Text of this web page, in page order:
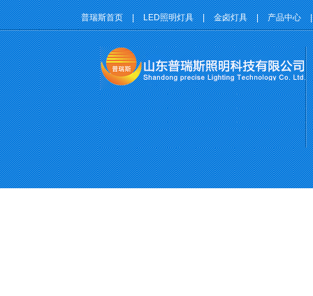
普瑞斯首页 | LED照明灯具 | 金卤灯具 | 产品中心 |